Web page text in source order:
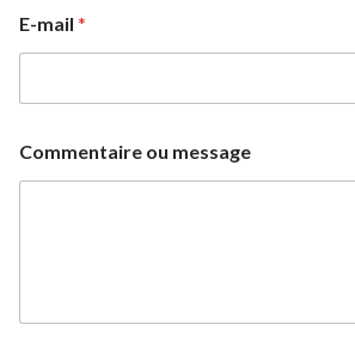
E-mail *
Commentaire ou message